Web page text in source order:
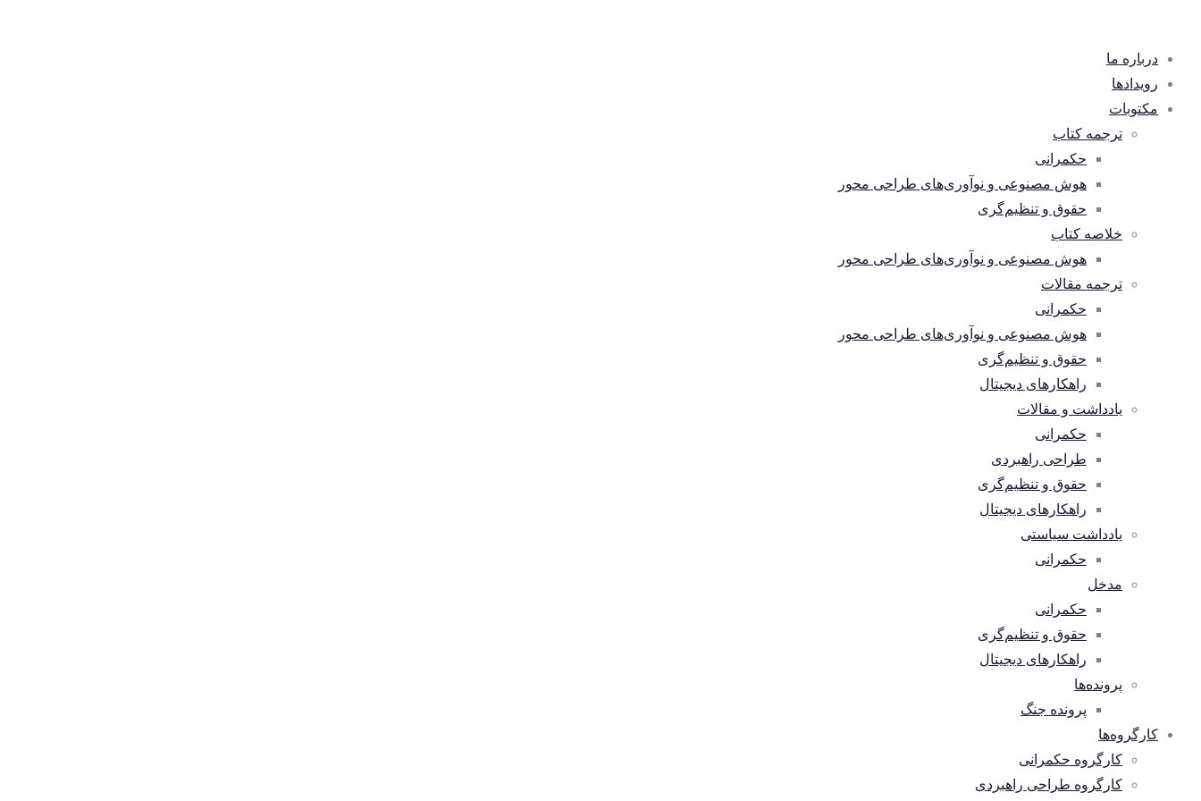
درباره ما
رویدادها
مکتوبات
ترجمه کتاب
حکمرانی
هوش مصنوعی و نوآوری‌های طراحی محور
حقوق و تنظیم‌گری
خلاصه کتاب
هوش مصنوعی و نوآوری‌های طراحی محور
ترجمه مقالات
حکمرانی
هوش مصنوعی و نوآوری‌های طراحی محور
حقوق و تنظیم‌گری
راهکارهای دیجیتال
یادداشت و مقالات
حکمرانی
طراحی راهبردی
حقوق و تنظیم‌گری
راهکارهای دیجیتال
یادداشت سیاستی
حکمرانی
مدخل
حکمرانی
حقوق و تنظیم‌گری
راهکارهای دیجیتال
پرونده‌ها
پرونده جنگ
کارگروه‌ها
کارگروه حکمرانی
کارگروه طراحی راهبردی